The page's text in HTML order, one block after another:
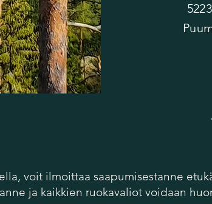
voit ilmoittaa saapumisestanne
ja kaikkien ruokavaliot voidaan